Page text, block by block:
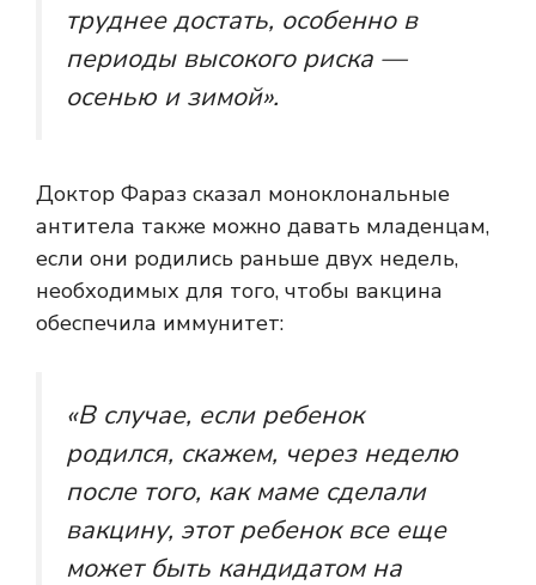
труднее достать, особенно в
периоды высокого риска —
осенью и зимой».
Доктор Фараз сказал моноклональные
антитела также можно давать младенцам,
если они родились раньше двух недель,
необходимых для того, чтобы вакцина
обеспечила иммунитет:
«В случае, если ребенок
родился, скажем, через неделю
после того, как маме сделали
вакцину, этот ребенок все еще
может быть кандидатом на